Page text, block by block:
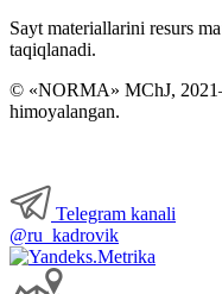
Sayt materiallarini resurs
taqiqlanadi.
© «NORMA» MChJ,
himoyalangan.
Telegram kanali
@ru_kadrovik